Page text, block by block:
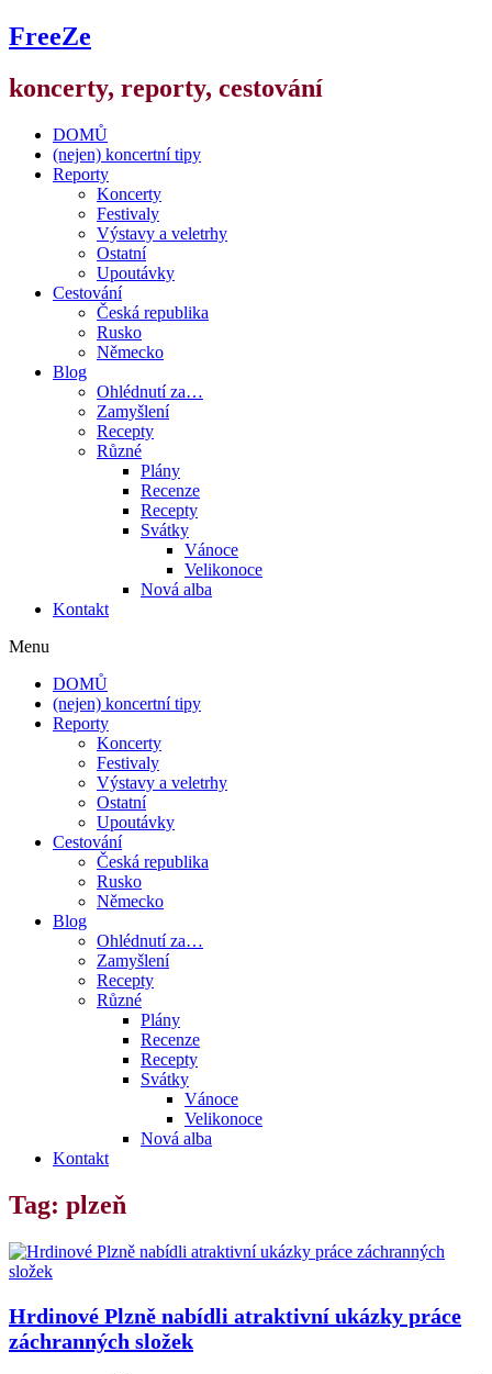
FreeZe
koncerty, reporty, cestování
DOMŮ
(nejen) koncertní tipy
Reporty
Koncerty
Festivaly
Výstavy a veletrhy
Ostatní
Upoutávky
Cestování
Česká republika
Rusko
Německo
Blog
Ohlédnutí za…
Zamyšlení
Recepty
Různé
Plány
Recenze
Recepty
Svátky
Vánoce
Velikonoce
Nová alba
Kontakt
Menu
DOMŮ
(nejen) koncertní tipy
Reporty
Koncerty
Festivaly
Výstavy a veletrhy
Ostatní
Upoutávky
Cestování
Česká republika
Rusko
Německo
Blog
Ohlédnutí za…
Zamyšlení
Recepty
Různé
Plány
Recenze
Recepty
Svátky
Vánoce
Velikonoce
Nová alba
Kontakt
Tag: plzeň
Hrdinové Plzně nabídli atraktivní ukázky práce
záchranných složek